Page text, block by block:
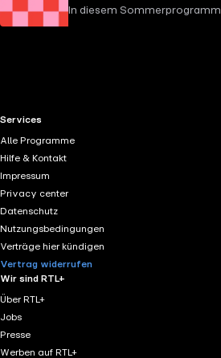
In diesem
RTL+ useful links.
Services
Alle Programme
Hilfe & Kontakt
Impressum
Privacy center
Datenschutz
Nutzungsbedingungen
Verträge hier kündigen
Vertrag widerrufen
Wir sind RTL+
Über RTL+
Jobs
Presse
Werben auf RTL+